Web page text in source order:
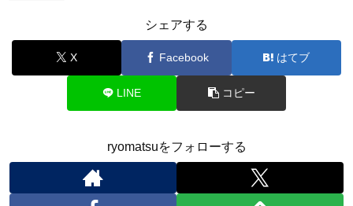
シェアする
X Facebook はてブ
LINE コピー
ryomatsuをフォローする